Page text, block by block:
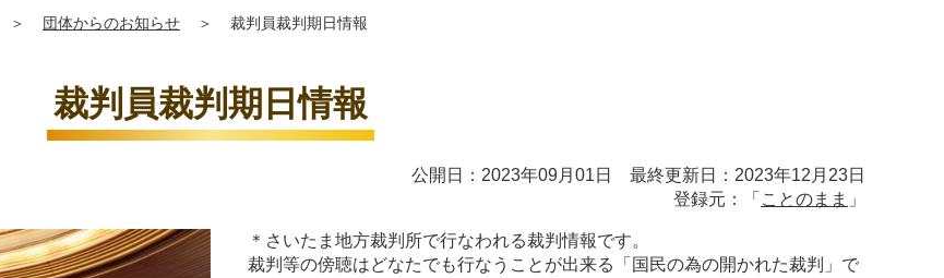
＞ 団体からのお知らせ ＞ 裁判員裁判期日情報
裁判員裁判期日情報
公開日：2023年09月01日 最終更新日：2023年12月23日
登録元：「 ことのまま 」
＊さいたま地方裁判所で行なわれる裁判情報です。
裁判等の傍聴はどなたでも行なうことが出来る「国民の為の開かれた裁判」で